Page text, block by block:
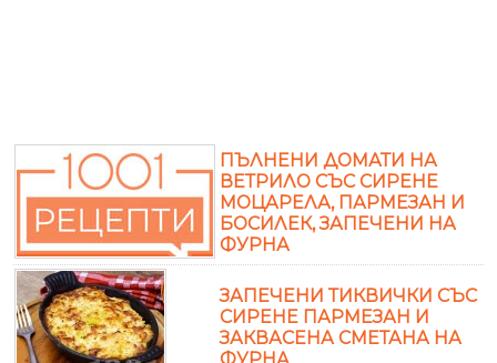
ПЪЛНЕНИ ДОМАТИ НА
ВЕТРИЛО СЪС СИРЕНЕ
МОЦАРЕЛА, ПАРМЕЗАН И
БОСИЛЕК, ЗАПЕЧЕНИ НА
ФУРНА
ЗАПЕЧЕНИ ТИКВИЧКИ СЪС
СИРЕНЕ ПАРМЕЗАН И
ЗАКВАСЕНА СМЕТАНА НА
ФУРНА